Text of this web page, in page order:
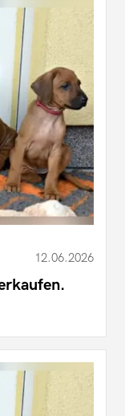
12.06.2026